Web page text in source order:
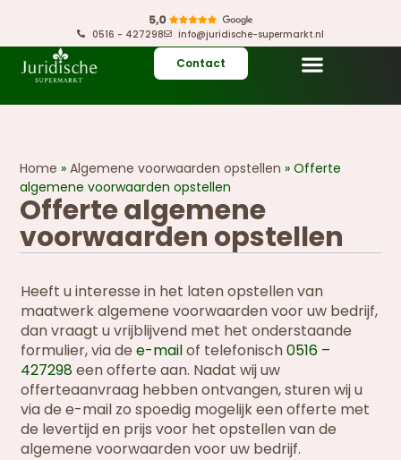
0516 - 427298 info@juridische-supermarkt.nl
Contact
Offerte algemene
voorwaarden opstellen
Home »Algemene voorwaarden opstellen »Offerte
algemene voorwaarden opstellen
Heeft u interesse in het laten opstellen van
maatwerk algemene voorwaarden voor uw bedrijf,
dan vraagt u vrijblijvend met het onderstaande
formulier, via dee-mailof telefonisch0516 –
427298een offerte aan. Nadat wij uw
offerteaanvraag hebben ontvangen, sturen wij u
via de e-mail zo spoedig mogelijk een offerte met
de levertijd en prijs voor het opstellen van de
algemene voorwaarden voor uw bedrijf.